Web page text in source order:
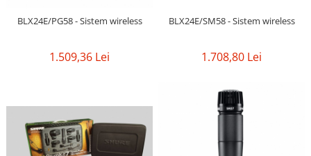
BLX24E/PG58 - Sistem wireless
1.509,36 Lei
BLX24E/SM58 - Sistem wireless
1.708,80 Lei